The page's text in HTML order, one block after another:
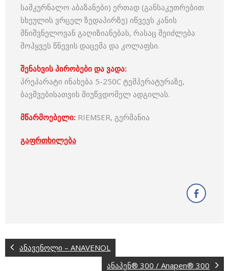
სამკურნალო აბაზანები) ერთად (განსაკუთრებით
სხეულის ვრცელ ზედაპირზე) იწვევს კანის
მნიშვნელოვან გაღიზიანებას, რასაც შეიძლება
მოჰყვეს წნევის დაცემა და კოლაფსი.
შენახვის პირობები და ვადა:
პრეპარატი ინახება 5-250C ტემპერატურაზე,
ბავშვებისათვის მიუწვდომელ ადგილას.
მწარმოებელი: RIEMSER, გერმანია
გაფრთხილება
ანავენოლი – ANAVENOL
ანაპენ® 300 / Anapen® 300